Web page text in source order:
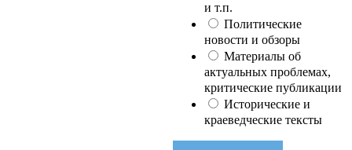
и т.п.
Политические
новости и обзоры
Материалы об
актуальных проблемах,
критические публикации
Исторические и
краеведческие тексты